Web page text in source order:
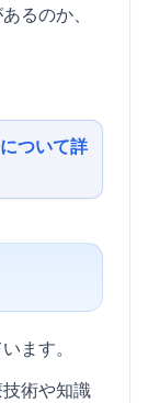
るのか、
ついて詳
ます。
術や知識